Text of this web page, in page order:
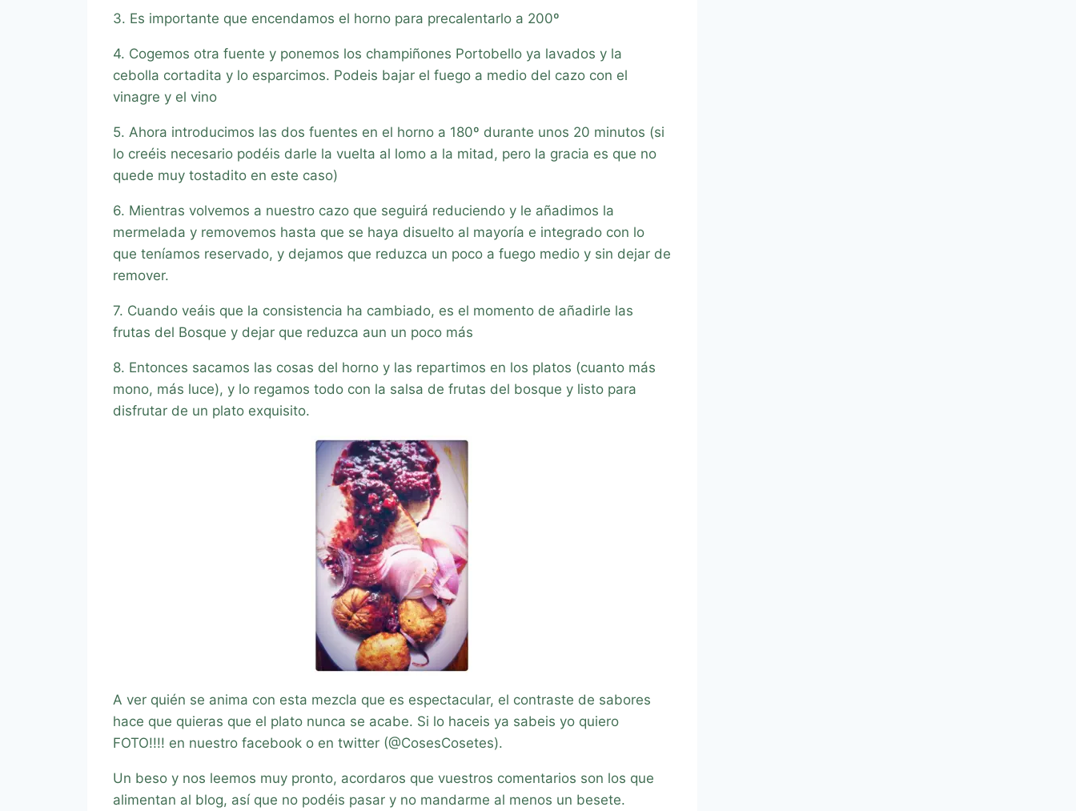
3. Es importante que encendamos el horno para precalentarlo a 200º
4. Cogemos otra fuente y ponemos los champiñones Portobello ya lavados y la
cebolla cortadita y lo esparcimos. Podeis bajar el fuego a medio del cazo con el
vinagre y el vino
5. Ahora introducimos las dos fuentes en el horno a 180º durante unos 20 minutos (si
lo creéis necesario podéis darle la vuelta al lomo a la mitad, pero la gracia es que no
quede muy tostadito en este caso)
6. Mientras volvemos a nuestro cazo que seguirá reduciendo y le añadimos la
mermelada y removemos hasta que se haya disuelto al mayoría e integrado con lo
que teníamos reservado, y dejamos que reduzca un poco a fuego medio y sin dejar de
remover.
7. Cuando veáis que la consistencia ha cambiado, es el momento de añadirle las
frutas del Bosque y dejar que reduzca aun un poco más
8. Entonces sacamos las cosas del horno y las repartimos en los platos (cuanto más
mono, más luce), y lo regamos todo con la salsa de frutas del bosque y listo para
disfrutar de un plato exquisito.
A ver quién se anima con esta mezcla que es espectacular, el contraste de sabores
hace que quieras que el plato nunca se acabe. Si lo haceis ya sabeis yo quiero
FOTO!!!! en nuestro facebook o en twitter (@CosesCosetes).
Un beso y nos leemos muy pronto, acordaros que vuestros comentarios son los que
alimentan al blog, así que no podéis pasar y no mandarme al menos un besete.